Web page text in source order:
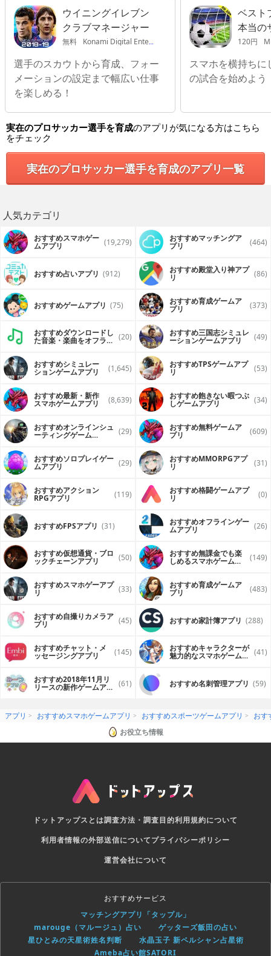
ウイニングイレブン
クラブマネージャー
無料 Konami Digital Entertainment Co., Ltd.
選手のスカウトから育成、フォー
メーションの設定まで幅広い仕事
を楽しめる！
ベスト
本当の
ゲーム
新しい
ルのゲ
120円
スマホを横持ちに
の試合を始めよう
実在のプロサッカー選手を育成のアプリが気になる方はこちら
をチェック
実在のプロサッカー選手を育成のアプリ一覧
人気カテゴリ
おすすめスマホゲー
ムアプリ (19,279) おすすめマッチングア
プリ (464)
おすすめ占いアプリ (912) おすすめ殿堂入り神アプ
リ (86)
おすすめゲームアプリ (75) おすすめ育成ゲームア
プリ (373)
おすすめダウンロードし
た音楽・楽曲をオフライ (20) おすすめ三国志シミュレ
ーションゲームアプリ (49)
おすすめシミュレー
ションゲームアプリ (1,645) おすすめTPSゲームアプ
リ (53)
おすすめ最新・新作
スマホゲームアプリ (8,639) おすすめ飽きない暇つぶ
しゲームアプリ (34)
おすすめオンラインシュ
ーティングゲーム (29) おすすめ無料ゲームア
プリ (609)
おすすめソロプレイゲー
ムアプリ (29) おすすめ MMORPGアプ
リ (31)
おすすめアクション
RPGアプリ (119) おすすめ格闘ゲームアプ
リ (0)
おすすめFPSアプリ (31) おすすめオフラインゲー
ムアプリ (26)
おすすめ仮想通貨・ブロ
ックチェーンアプリ (50) おすすめ無課金でも楽
しめるスマホゲームア (149)
おすすめスマホゲーアプ
リ (33) おすすめ育成ゲームア
プリ (483)
おすすめ自撮りカメラア
プリ (45) おすすめ家計簿アプリ (288)
おすすめチャット・メ
ッセージングアプリ (145) おすすめキャラクターが
魅力的なスマホゲームア (41)
おすすめ2018年11月リ
リースの新作ゲームアプ (61) おすすめ名刺管理アプリ (59)
アプリ おすすめスマホゲームアプリ おすすめスポーツゲームアプリ
おす
お役立ち情報
ドットアップスとは調査方法・調査目的利用規約について
利用者情報の外部送信についてプライバシーポリシー
運営会社について
おすすめサービス
マッチングアプリ「タップル」
marouge（マルージュ）占い
ゲッターズ飯田の占い
星ひとみの天星術姓名判断
水晶玉子 新ペルシャン占星術
Ameba占い館SATORI